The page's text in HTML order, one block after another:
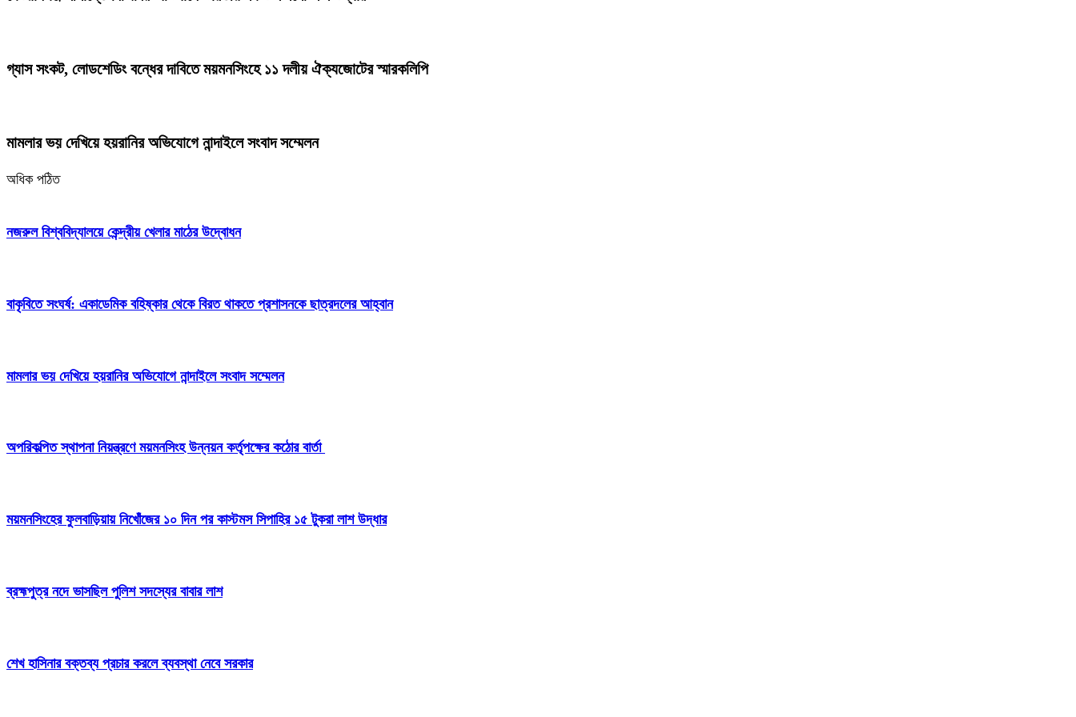
গ্যাস সংকট, লোডশেডিং বন্ধের দাবিতে ময়মনসিংহে ১১ দলীয় ঐক্যজোটের স্মারকলিপি
মামলার ভয় দেখিয়ে হয়রানির অভিযোগে নান্দাইলে সংবাদ সম্মেলন
অধিক পঠিত
নজরুল বিশ্ববিদ্যালয়ে কেন্দ্রীয় খেলার মাঠের উদ্বোধন
বাকৃবিতে সংঘর্ষ: একাডেমিক বহিষ্কার থেকে বিরত থাকতে প্রশাসনকে ছাত্রদলের আহ্বান
মামলার ভয় দেখিয়ে হয়রানির অভিযোগে নান্দাইলে সংবাদ সম্মেলন
অপরিকল্পিত স্থাপনা নিয়ন্ত্রণে ময়মনসিংহ উন্নয়ন কর্তৃপক্ষের কঠোর বার্তা
ময়মনসিংহের ফুলবাড়িয়ায় নিখোঁজের ১০ দিন পর কাস্টমস সিপাহির ১৫ টুকরা লাশ উদ্ধার
ব্রহ্মপুত্র নদে ভাসছিল পুলিশ সদস্যের বাবার লাশ
শেখ হাসিনার বক্তব্য প্রচার করলে ব্যবস্থা নেবে সরকার